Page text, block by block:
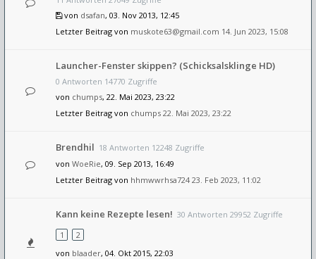
von dsafan, 03. Nov 2013, 12:45
Letzter Beitrag von muskote63@gmail.com 14. Jun 2023, 15:08
Launcher-Fenster skippen? (Schicksalsklinge HD)
0 Antworten 14770 Zugriffe
von chumps, 22. Mai 2023, 23:22
Letzter Beitrag von chumps 22. Mai 2023, 23:22
Brendhil 18 Antworten 12248 Zugriffe
von WoeRie, 09. Sep 2013, 16:49
Letzter Beitrag von hhmwwrhsa724 23. Feb 2023, 11:02
Kann keine Rezepte lesen! 30 Antworten 29952 Zugriffe
1
2
von blaader, 04. Okt 2015, 22:03